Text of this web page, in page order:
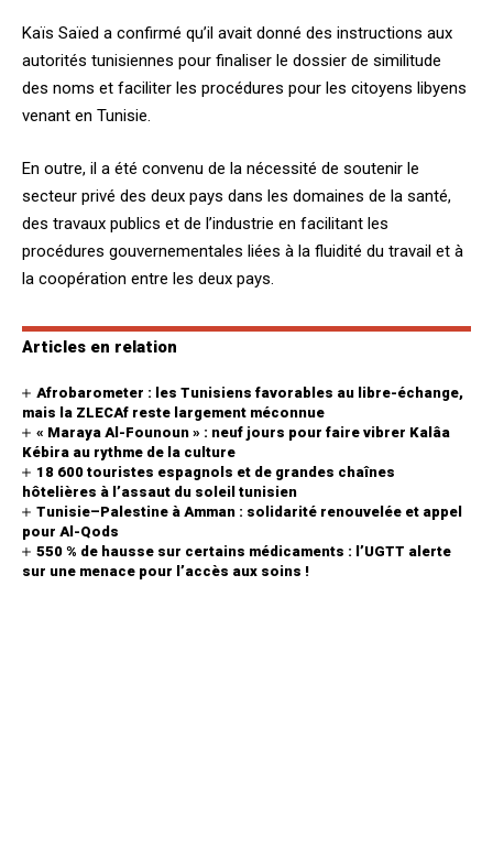
Kaïs Saïed a confirmé qu’il avait donné des instructions aux
autorités tunisiennes pour finaliser le dossier de similitude
des noms et faciliter les procédures pour les citoyens libyens
venant en Tunisie.
En outre, il a été convenu de la nécessité de soutenir le
secteur privé des deux pays dans les domaines de la santé,
des travaux publics et de l’industrie en facilitant les
procédures gouvernementales liées à la fluidité du travail et à
la coopération entre les deux pays.
Articles en relation
Afrobarometer : les Tunisiens favorables au libre-échange,
mais la ZLECAf reste largement méconnue
« Maraya Al-Founoun » : neuf jours pour faire vibrer Kalâa
Kébira au rythme de la culture
18 600 touristes espagnols et de grandes chaînes
hôtelières à l’assaut du soleil tunisien
Tunisie–Palestine à Amman : solidarité renouvelée et appel
pour Al-Qods
550 % de hausse sur certains médicaments : l’UGTT alerte
sur une menace pour l’accès aux soins !